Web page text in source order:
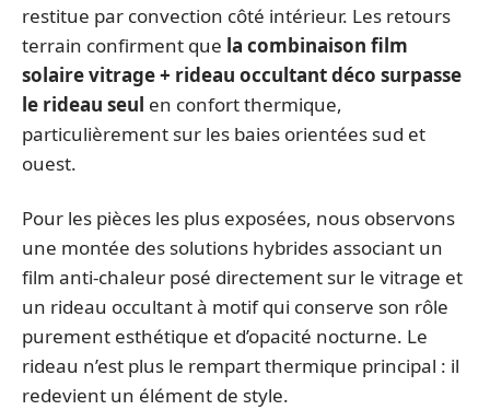
restitue par convection côté intérieur. Les retours
terrain confirment que la combinaison film
solaire vitrage + rideau occultant déco surpasse
le rideau seul en confort thermique,
particulièrement sur les baies orientées sud et
ouest.
Pour les pièces les plus exposées, nous observons
une montée des solutions hybrides associant un
film anti-chaleur posé directement sur le vitrage et
un rideau occultant à motif qui conserve son rôle
purement esthétique et d’opacité nocturne. Le
rideau n’est plus le rempart thermique principal : il
redevient un élément de style.